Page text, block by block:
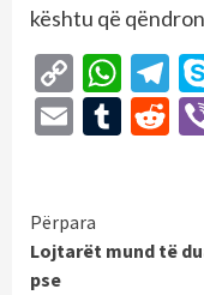
kështu që
Copy
Link
Email
Continue
Reading
Përpara
Lojtarët mund të
pse